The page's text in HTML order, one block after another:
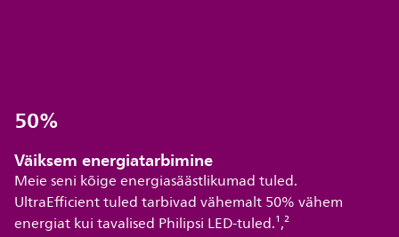
Väiksem energiatarbimine
Meie seni kõige energiasäästlikumad tuled.
UltraEfficient tuled tarbivad vähemalt 50% vähem
energiat kui tavalised Philipsi LED-tuled.¹,²